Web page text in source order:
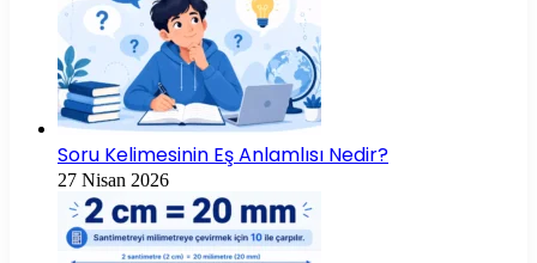
Soru Kelimesinin Eş Anlamlısı Nedir?
27 Nisan 2026